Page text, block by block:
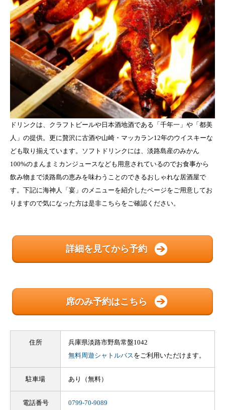
ドリンクは、クラフトビールや日本酒地酒である「千年一」や「都美
人」の提供。更に贅沢に古酒や山崎・マッカラン12年のウイスキーな
ども取り揃えています。ソフトドリンクには、淡路島産のみかん
100%のまんまミカンジュースなども用意されているのでお食事から
飲み物まで淡路島の恵みを味わうことのできるおしゃれな居酒屋で
す。下記に海神人「宴」のメニューを紹介したページをご用意してお
りますので気になった方は是非こちらをご確認ください。
詳細を見てから予約
席のみ予約はこちら
住所
兵庫県淡路市野島常盤1042
無料周遊シャトルバスをご利用いただけます。
駐車場 あり（無料）
電話番号 0799-70-9089